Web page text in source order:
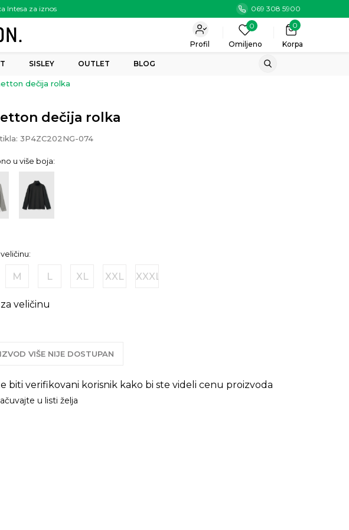
Intesa za iznos
069 308 5900
Korpa
0
0
Omiljeno
Profil
SISLEY OUTLET BLOG
dečija rolka
dečija rolka
3P4ZC202NG-074
u više boja:
M L XL XXL XXXL
veličinu
VIŠE NIJE DOSTUPAN
biti verifikovani korisnik kako bi ste videli cenu proizvoda
u listi želja